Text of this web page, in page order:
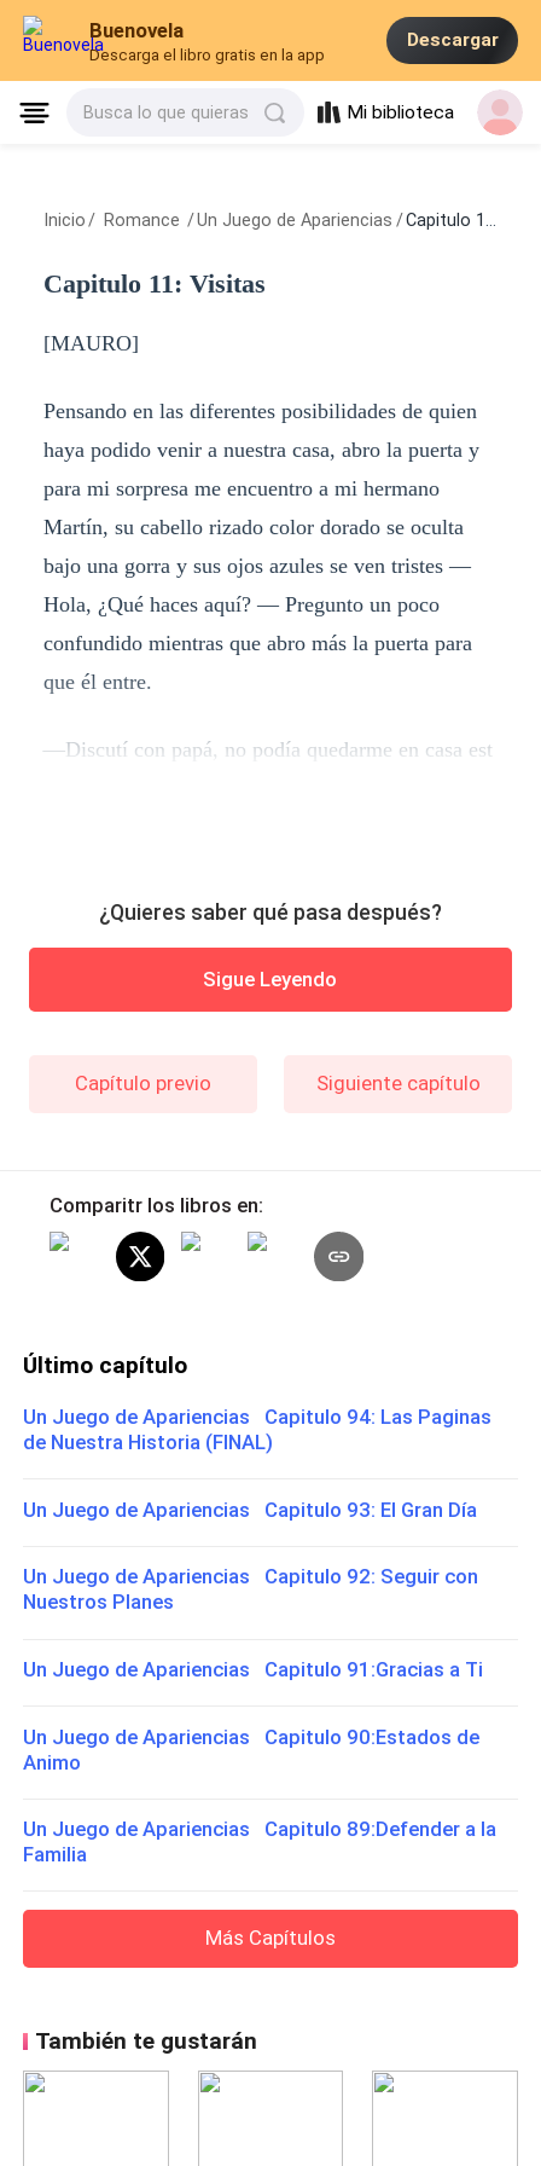
Buenovela
Descarga el libro gratis en la app
Descargar
Busca lo que quieras Mi biblioteca
Inicio / Romance /Un Juego de Apariencias /Capitulo 11: Visitas
Capitulo 11: Visitas
[MAURO]
Pensando en las diferentes posibilidades de quien
haya podido venir a nuestra casa, abro la puerta y
para mi sorpresa me encuentro a mi hermano
Martín, su cabello rizado color dorado se oculta
bajo una gorra y sus ojos azules se ven tristes —
Hola, ¿Qué haces aquí? — Pregunto un poco
confundido mientras que abro más la puerta para
que él entre.
—Discutí con papá, no podía quedarme en casa est
¿Quieres saber qué pasa después?
Sigue Leyendo
Capítulo previo Siguiente capítulo
Comparitr los libros en:
Último capítulo
Un Juego de Apariencias Capitulo 94: Las Paginas
de Nuestra Historia (FINAL)
Un Juego de Apariencias Capitulo 93: El Gran Día
Un Juego de Apariencias Capitulo 92: Seguir con
Nuestros Planes
Un Juego de Apariencias Capitulo 91:Gracias a Ti
Un Juego de Apariencias Capitulo 90:Estados de
Animo
Un Juego de Apariencias Capitulo 89:Defender a la
Familia
Más Capítulos
También te gustarán